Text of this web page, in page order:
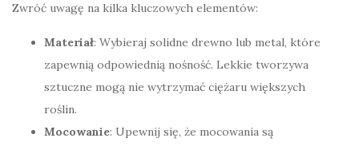
Zwróć uwagę na kilka kluczowych elementów:
Materiał: Wybieraj solidne drewno lub metal, które
zapewnią odpowiednią nośność. Lekkie tworzywa
sztuczne mogą nie wytrzymać ciężaru większych
roślin.
Mocowanie: Upewnij się, że mocowania są